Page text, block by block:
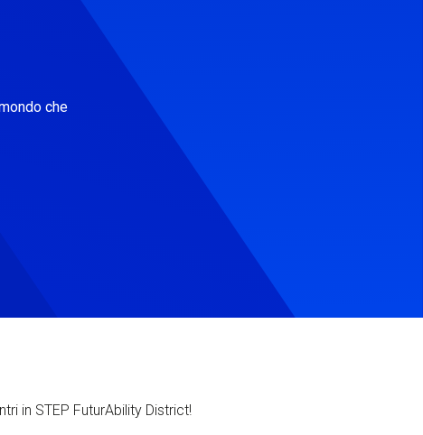
che
in STEP FuturAbility District!